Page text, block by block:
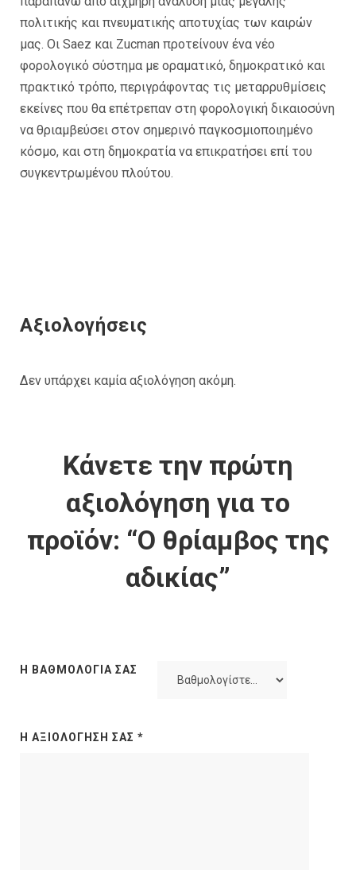
πολιτικής και πνευματικής αποτυχίας των καιρών
μας. Οι Saez και Zucman προτείνουν ένα νέο
φορολογικό σύστημα με οραματικό, δημοκρατικό και
πρακτικό τρόπο, περιγράφοντας τις μεταρρυθμίσεις
εκείνες που θα επέτρεπαν στη φορολογική δικαιοσύνη
να θριαμβεύσει στον σημερινό παγκοσμιοποιημένο
κόσμο, και στη δημοκρατία να επικρατήσει επί του
συγκεντρωμένου πλούτου.
Αξιολογήσεις
Δεν υπάρχει καμία αξιολόγηση ακόμη.
Κάνετε την πρώτη
αξιολόγηση για το
προϊόν: “Ο θρίαμβος της
αδικίας”
Η ΒΑΘΜΟΛΟΓΊΑ ΣΑΣ
Η ΑΞΙΟΛΌΓΗΣΉ ΣΑΣ *